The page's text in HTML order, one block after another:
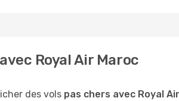
Royal Air Maroc
des vols pas chers avec Royal